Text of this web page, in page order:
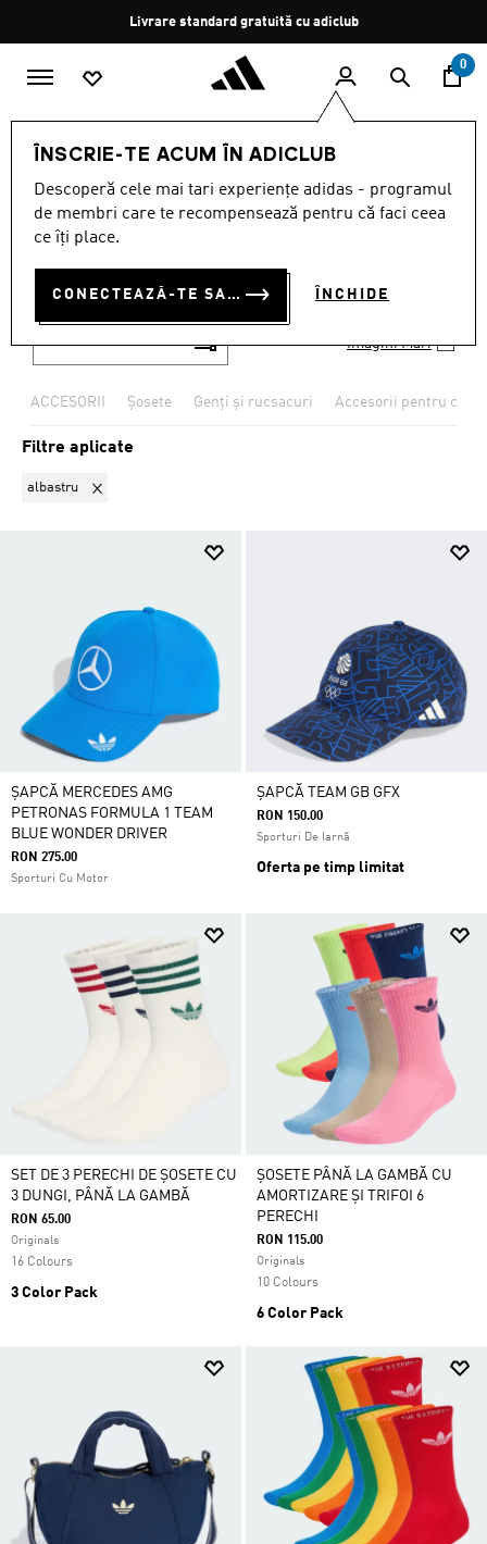
Oprește
rotația
Livrare standard gratuită cu adiclub
0
ÎNSCRIE-TE ACUM ÎN ADICLUB
Descoperă cele mai tari experiențe adidas - programul
de membri care te recompensează pentru că faci ceea
ce îți place.
CONECTEAZĂ-TE SAU ÎNSCRIE-TE ACUM ÎNCHIDE
Femei ACCESORII Toate accesoriile pentru femei
ALBASTRU·TOATE
ACCESORIILE PENTRU
FEMEI
(176)
Filtrează Imagini Mari
ACCESORII Șosete Genți și rucsacuri Accesorii pentru cap
Filtre aplicate
albastru Elimină filtrul Sortat momentan după CULOARE: albastru
ȘAPCĂ MERCEDES AMG
PETRONAS FORMULA 1 TEAM
BLUE WONDER DRIVER
RON 275.00
Sporturi Cu Motor
ȘAPCĂ TEAM GB GFX
RON 150.00
Sporturi De Iarnă
Oferta pe timp limitat
SET DE 3 PERECHI DE ȘOSETE CU
3 DUNGI, PÂNĂ LA GAMBĂ
RON 65.00
Originals
16 Colours
3 Color Pack
ȘOSETE PÂNĂ LA GAMBĂ CU
AMORTIZARE ȘI TRIFOI 6
PERECHI
RON 115.00
Originals
10 Colours
6 Color Pack